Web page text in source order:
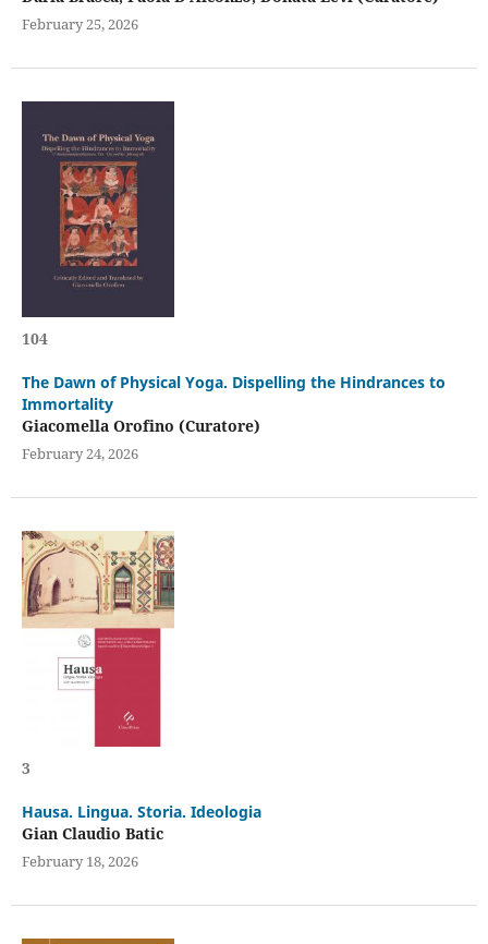
February 25, 2026
104
The Dawn of Physical Yoga. Dispelling the Hindrances to
Immortality
Giacomella Orofino (Curatore)
February 24, 2026
3
Hausa. Lingua. Storia. Ideologia
Gian Claudio Batic
February 18, 2026